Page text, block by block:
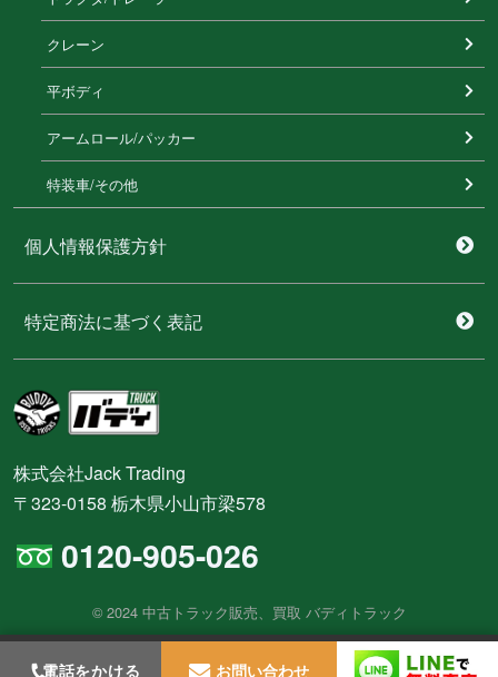
クレーン
平ボディ
アームロール/パッカー
特装⾞/その他
個人情報保護方針
特定商法に基づく表記
株式会社Jack Trading
〒323-0158 栃木県小山市梁578
0120-905-026
© 2024 中古トラック販売、買取 バディトラック
電話をかける お問い合わせ